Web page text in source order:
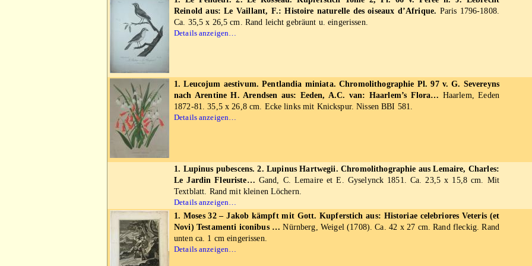
Reinold aus: Le Vaillant, F.: Histoire naturelle des oiseaux d’Afrique. Paris 1796-1808.
Ca. 35,5 x 26,5 cm. Rand leicht gebräunt u. eingerissen.
Details anzeigen…
1. Leucojum aestivum. Pentlandia miniata. Chromolithographie Pl. 97 v. G. Severeyns
nach Arentine H. Arendsen aus: Eeden, A.C. van: Haarlem’s Flora… Haarlem, Eeden
1872-81. 35,5 x 26,8 cm. Ecke links mit Knickspur. Nissen BBI 581.
Details anzeigen…
1. Lupinus pubescens. 2. Lupinus Hartwegii. Chromolithographie aus Lemaire, Charles:
Le Jardin Fleuriste… Gand, C. Lemaire et E. Gyselynck 1851. Ca. 23,5 x 15,8 cm. Mit
Textblatt. Rand mit kleinen Löchern.
Details anzeigen…
1. Moses 32 – Jakob kämpft mit Gott. Kupferstich aus: Historiae celebriores Veteris (et
Novi) Testamenti iconibus … Nürnberg, Weigel (1708). Ca. 42 x 27 cm. Rand fleckig. Rand
unten ca. 1 cm eingerissen.
Details anzeigen…